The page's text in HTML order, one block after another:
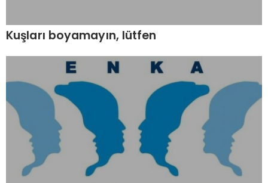
Kuşları boyamayın, lütfen